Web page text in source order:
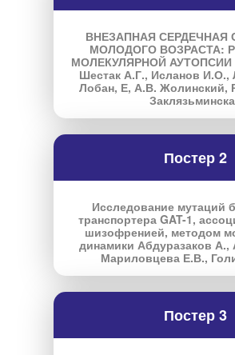
ВНЕЗАПНАЯ СЕРДЕЧНАЯ
МОЛОДОГО ВОЗРАСТА:
МОЛЕКУЛЯРНОЙ АУТОПСИИ
Шестак А.Г., Исланов И.О.,
Лобан, Е, А.В. Жолинский,
Постер 2
Исследование мутаций
транспортера GAT-1,
шизофренией, методом
динамики Абдуразаков
Мариловцева Е.В.,
Постер 3